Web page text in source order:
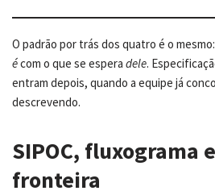
O padrão por trás dos quatro é o
écom o que se espera dele.
entram depois, quando a equipe já
descrevendo.
SIPOC, fluxograma
fronteira